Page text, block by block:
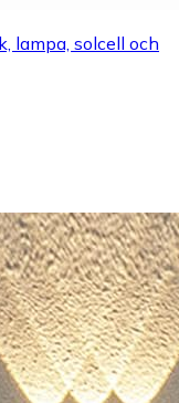
lampa, solcell och